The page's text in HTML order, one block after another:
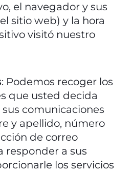
el navegador y sus
sitio web) y la hora
visitó nuestro
: Podemos recoger los
que usted decida
comunicaciones
y apellido, número
de correo
responder a sus
los servicios